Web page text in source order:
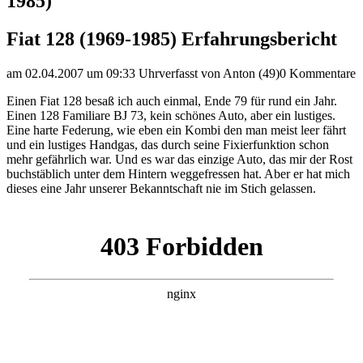
Fiat 128 (1969-1985) Erfahrungsbericht
am 02.04.2007 um 09:33 Uhrverfasst von Anton (49)0 Kommentare
Einen Fiat 128 besaß ich auch einmal, Ende 79 für rund ein Jahr.
Einen 128 Familiare BJ 73, kein schönes Auto, aber ein lustiges.
Eine harte Federung, wie eben ein Kombi den man meist leer fährt
und ein lustiges Handgas, das durch seine Fixierfunktion schon
mehr gefährlich war. Und es war das einzige Auto, das mir der Rost
buchstäblich unter dem Hintern weggefressen hat. Aber er hat mich
dieses eine Jahr unserer Bekanntschaft nie im Stich gelassen.